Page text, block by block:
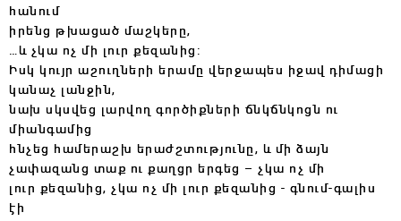
հանում
իրենց թխացած մաշկերը,
…և չկա ոչ մի լուր քեզանից:
Իսկ կույր աշուղների երամը վերջապես իջավ դիմացի
կանաչ լանջին,
նախ սկսվեց լարվող գործիքների ճնկճնկոցն ու
միանգամից
հնչեց համերաշխ երաժշտությունը, և մի ձայն
չափազանց տաք ու քաղցր երգեց – չկա ոչ մի
լուր քեզանից, չկա ոչ մի լուր քեզանից - գնում-գալիս
էի